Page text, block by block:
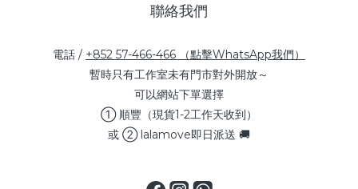
聯絡我們
電話 / +852 57-466-466 （點擊WhatsApp我們）
暫時只有工作室未有門市對外開放～
可以網站下單選擇
① 順豐（現貨1-2工作天收到）
或 ② lalamove即日派送 🚚